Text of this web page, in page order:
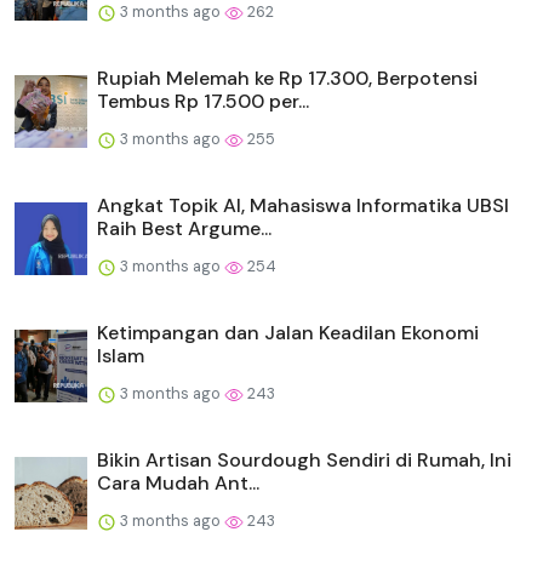
3 months ago 262
Rupiah Melemah ke Rp 17.300, Berpotensi
Tembus Rp 17.500 per...
3 months ago 255
Angkat Topik AI, Mahasiswa Informatika UBSI
Raih Best Argume...
3 months ago 254
Ketimpangan dan Jalan Keadilan Ekonomi
Islam
3 months ago 243
Bikin Artisan Sourdough Sendiri di Rumah, Ini
Cara Mudah Ant...
3 months ago 243